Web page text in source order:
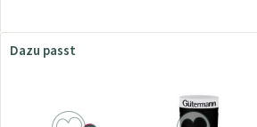
Dazu passt